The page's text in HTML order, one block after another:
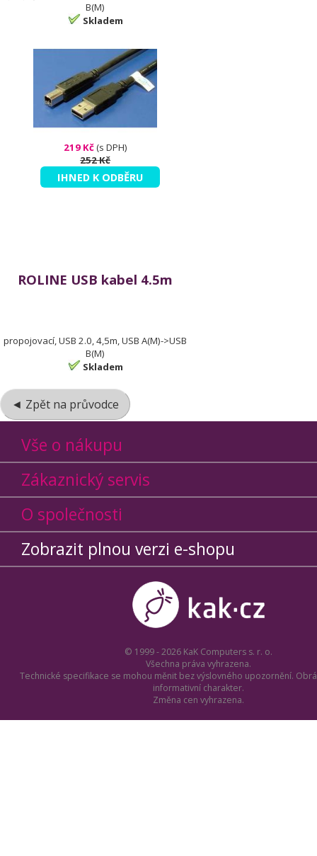
B(M)
Skladem
219 Kč(s DPH)
252 Kč
IHNED K ODBĚRU
ROLINE USB kabel 4.5m
propojovací, USB 2.0, 4,5m, USB A(M)->USB
B(M)
Skladem
◄ Zpět na průvodce
Vše o nákupu
Zákaznický servis
O společnosti
Zobrazit plnou verzi e-shopu
© 1999 - 2026 KaK Computers s. r. o.
Všechna práva vyhrazena.
Technické specifikace se mohou měnit bez výslovného upozornění.
informativní charakter.
Změna cen vyhrazena.